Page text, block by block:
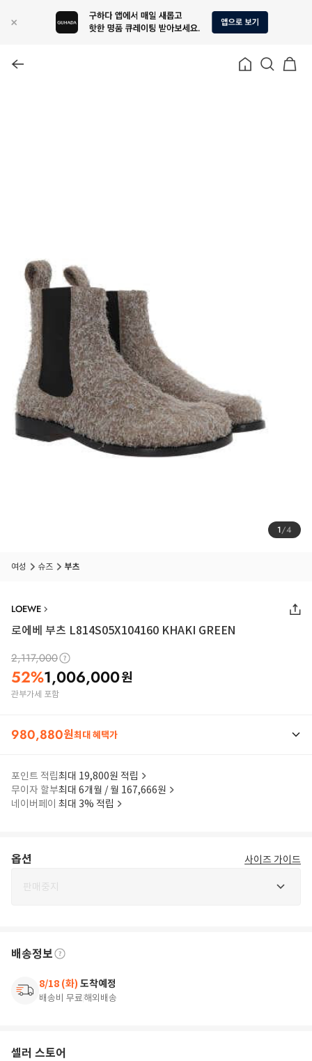
1/4
여성 슈즈 부츠
LOEWE
로에베 부츠 L814S05X104160 KHAKI GREEN
2,117,000
52%1,006,000원
관부가세 포함
980,880원최대 혜택가
포인트 적립최대 19,800원 적립
무이자 할부최대 6개월 / 월 167,666원
네이버페이 최대 3% 적립
옵션 사이즈 가이드
판매중지
배송정보
8/18 (화) 도착예정
배송비 무료해외배송
셀러 스토어